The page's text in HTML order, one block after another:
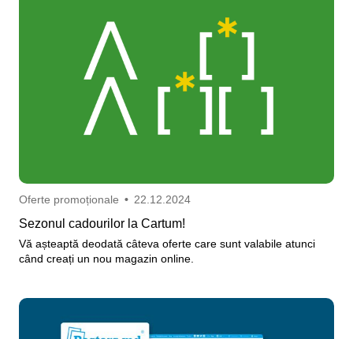
Oferte promoționale • 22.12.2024
Sezonul cadourilor la Cartum!
Vă așteaptă deodată câteva oferte care sunt valabile atunci
când creați un nou magazin online.